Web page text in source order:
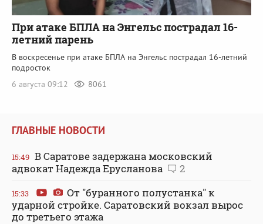
При атаке БПЛА на Энгельс пострадал 16-
летний парень
В воскресенье при атаке БПЛА на Энгельс пострадал 16-летний
подросток
6 августа 09:12
8061
ГЛАВНЫЕ НОВОСТИ
15:49 В Саратове задержана московский
адвокат Надежда Ерусланова
2
15:33
От "буранного полустанка" к
ударной стройке. Саратовский вокзал вырос
до третьего этажа